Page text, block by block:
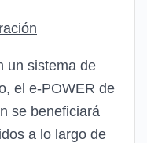
un sistema de
el e-POWER de
se beneficiará
a lo largo de